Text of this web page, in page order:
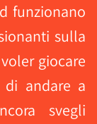
funzionano
sulla
giocare
andare a
svegli